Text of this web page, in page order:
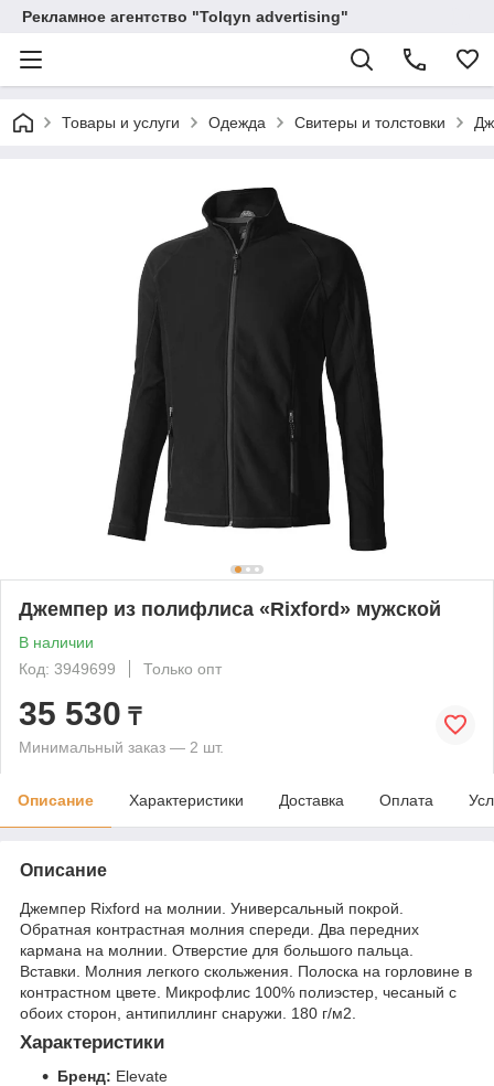
Рекламное агентство "Tolqyn advertising"
Товары и услуги Одежда Свитеры и толстовки
Джемпер из полифлиса «Rixford» мужской
В наличии
Код: 3949699
Только опт
35 530 ₸
Минимальный заказ — 2 шт.
Описание Характеристики Доставка Оплата
Описание
Джемпер Rixford на молнии. Универсальный покрой.
Обратная контрастная молния спереди. Два передних
кармана на молнии. Отверстие для большого пальца.
Вставки. Молния легкого скольжения. Полоска на горловине в
контрастном цвете. Микрофлис 100% полиэстер, чесаный с
обоих сторон, антипиллинг снаружи. 180 г/м2.
Характеристики
Бренд: Elevate